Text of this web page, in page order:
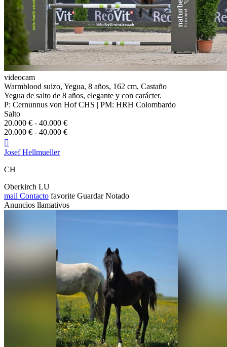
videocam
Warmblood suizo, Yegua, 8 años, 162 cm, Castaño
Yegua de salto de 8 años, elegante y con carácter.
P: Cernunnus von Hof CHS | PM: HRH Colombardo
Salto
20.000 € - 40.000 €
20.000 € - 40.000 €

Josef Hellmueller
CH
Oberkirch LU
mail Contacto favorite Guardar Notado
Anuncios llamativos